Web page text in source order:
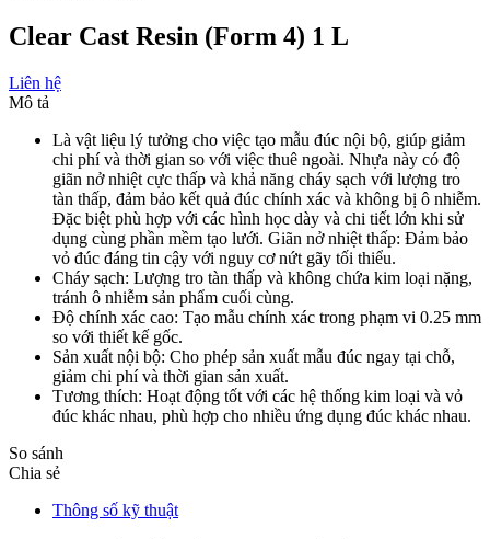
Clear Cast Resin (Form 4) 1 L
Liên hệ
Mô tả
Là vật liệu lý tưởng cho việc tạo mẫu đúc nội bộ, giúp giảm
chi phí và thời gian so với việc thuê ngoài. Nhựa này có độ
giãn nở nhiệt cực thấp và khả năng cháy sạch với lượng tro
tàn thấp, đảm bảo kết quả đúc chính xác và không bị ô nhiễm.
Đặc biệt phù hợp với các hình học dày và chi tiết lớn khi sử
dụng cùng phần mềm tạo lưới. Giãn nở nhiệt thấp: Đảm bảo
vỏ đúc đáng tin cậy với nguy cơ nứt gãy tối thiểu.
Cháy sạch: Lượng tro tàn thấp và không chứa kim loại nặng,
tránh ô nhiễm sản phẩm cuối cùng.
Độ chính xác cao: Tạo mẫu chính xác trong phạm vi 0.25 mm
so với thiết kế gốc.
Sản xuất nội bộ: Cho phép sản xuất mẫu đúc ngay tại chỗ,
giảm chi phí và thời gian sản xuất.
Tương thích: Hoạt động tốt với các hệ thống kim loại và vỏ
đúc khác nhau, phù hợp cho nhiều ứng dụng đúc khác nhau.
So sánh
Chia sẻ
Thông số kỹ thuật